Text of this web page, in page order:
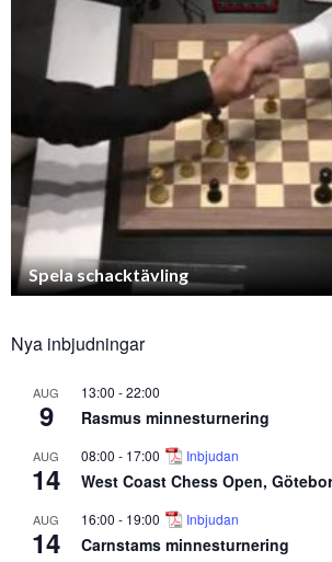
Spela schacktävling
Nya inbjudningar
AUG
9
13:00 -22:00
Rasmus minnesturnering
AUG
14
08:00 - 17:00 Inbjudan
West Coast Chess Open,
AUG
14
16:00 - 19:00 Inbjudan
Carnstams minnesturnering